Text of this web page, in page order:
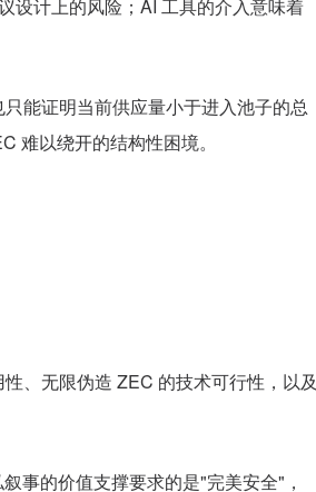
设计上的风险；AI 工具的介入意味着
能证明当前供应量小于进入池子的总
难以绕开的结构性困境。
、无限伪造 ZEC 的技术可行性，以及
事的价值支撑要求的是"完美安全"，